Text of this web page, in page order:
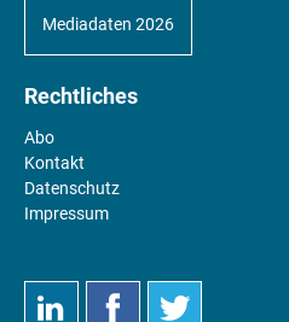
Mediadaten 2026
Rechtliches
Abo
Kontakt
Datenschutz
Impressum